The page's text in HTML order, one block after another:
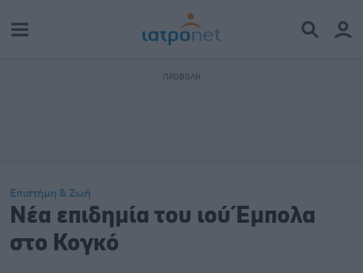
Επιστήμη & Ζωή
Νέα επιδημία του ιού Έμπολα
στο Κογκό